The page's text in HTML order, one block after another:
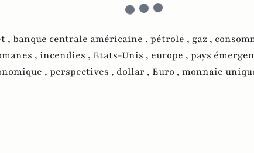
, banque centrale américaine , pétrole , gaz ,
, incendies , Etats-Unis , europe , pays
, perspectives , dollar , Euro , monnaie